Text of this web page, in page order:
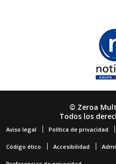
© Zeroa
Todos los
Aviso legal Política de privacidad
Código ético Accesibilidad